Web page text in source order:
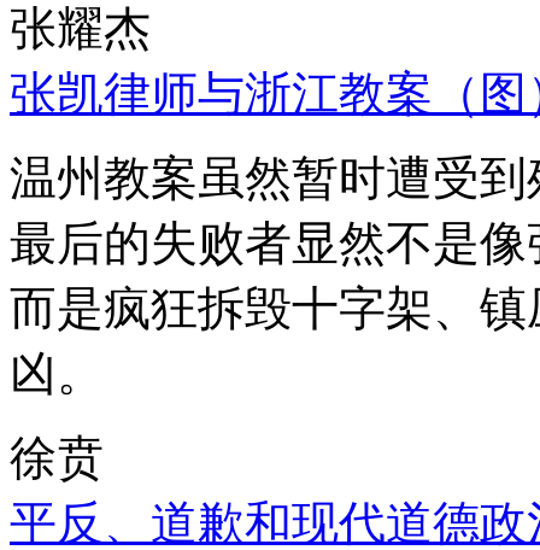
张耀杰
张凯律师与浙江教案（图
温州教案虽然暂时遭受
最后的失败者显然不是
而是疯狂拆毁十字架、
凶。
徐贲
平反、道歉和现代道德政